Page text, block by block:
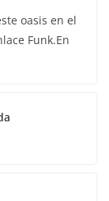
oasis en el
Funk.En